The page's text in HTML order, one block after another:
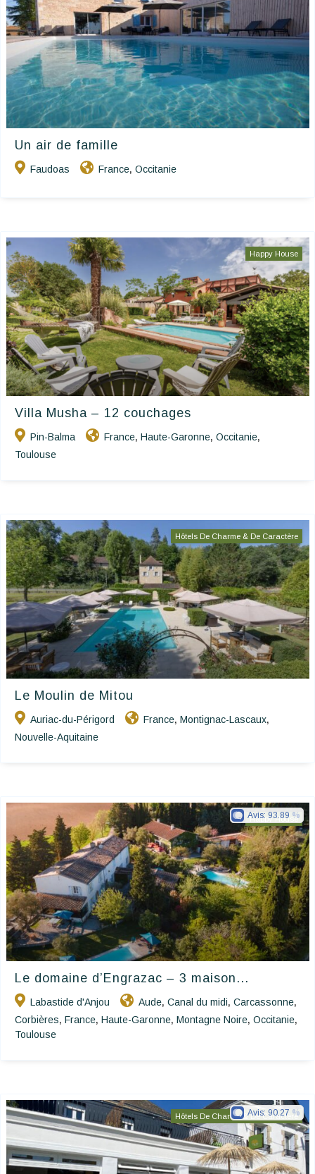
Un air de famille
Faudoas France, Occitanie
Happy House
Villa Musha – 12 couchages
Pin-Balma France, Haute-Garonne, Occitanie,
Toulouse
Hôtels De Charme & De Caractère
Le Moulin de Mitou
Auriac-du-Périgord France, Montignac-Lascaux,
Nouvelle-Aquitaine
Happy House
Le domaine d’Engrazac – 3 maison...
Labastide d'Anjou Aude, Canal du midi, Carcassonne,
Corbières, France, Haute-Garonne, Montagne Noire, Occitanie,
Toulouse
Avis: 93.89
Hôtels De Charme & De Caractère
Avis: 90.27